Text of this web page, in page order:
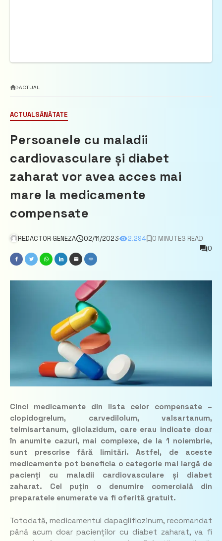
ACTUAL
ACTUALSĂNĂTATE
Persoanele cu maladii
cardiovasculare și diabet
zaharat vor avea acces mai
mare la medicamente
compensate
REDACTOR GENEZA 02/11/2023 2.294
0 MINUTES READ
0
Cinci medicamente din lista celor compensate –
clopidogrelum, carvedilolum, valsartanum,
telmisartanum, gliclazidum, care erau indicate doar
în anumite cazuri, mai complexe, de la 1 noiembrie,
sunt prescrise fără limitări. Astfel, de aceste
medicamente pot beneficia o categorie mai largă de
pacienți cu maladii cardiovasculare și diabet
zaharat. Cel puțin o denumire comercială din
preparatele enumerate va fi oferită gratuit.
Totodată, medicamentul dapagliflozinum, recomandat
până acum doar pacienților cu diabet zaharat, va fi